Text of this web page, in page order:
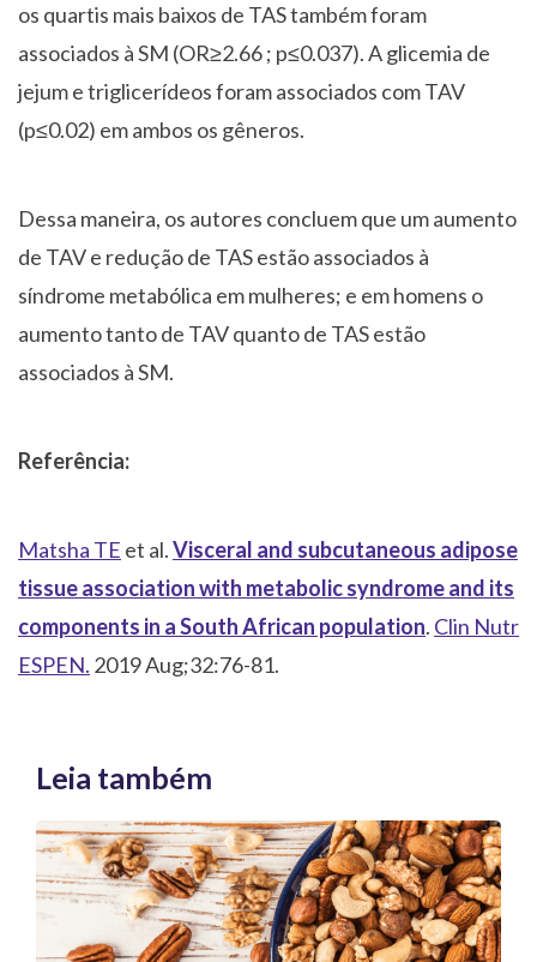
os quartis mais baixos de TAS também foram
associados à SM (OR≥2.66 ; p≤0.037). A glicemia de
jejum e triglicerídeos foram associados com TAV
(p≤0.02) em ambos os gêneros.
Dessa maneira, os autores concluem que um aumento
de TAV e redução de TAS estão associados à
síndrome metabólica em mulheres; e em homens o
aumento tanto de TAV quanto de TAS estão
associados à SM.
Referência:
Matsha TE et al.Visceral and subcutaneous adipose
tissue association with metabolic syndrome and its
components in a South African population. Clin Nutr
ESPEN. 2019 Aug;32:76-81.
Leia também